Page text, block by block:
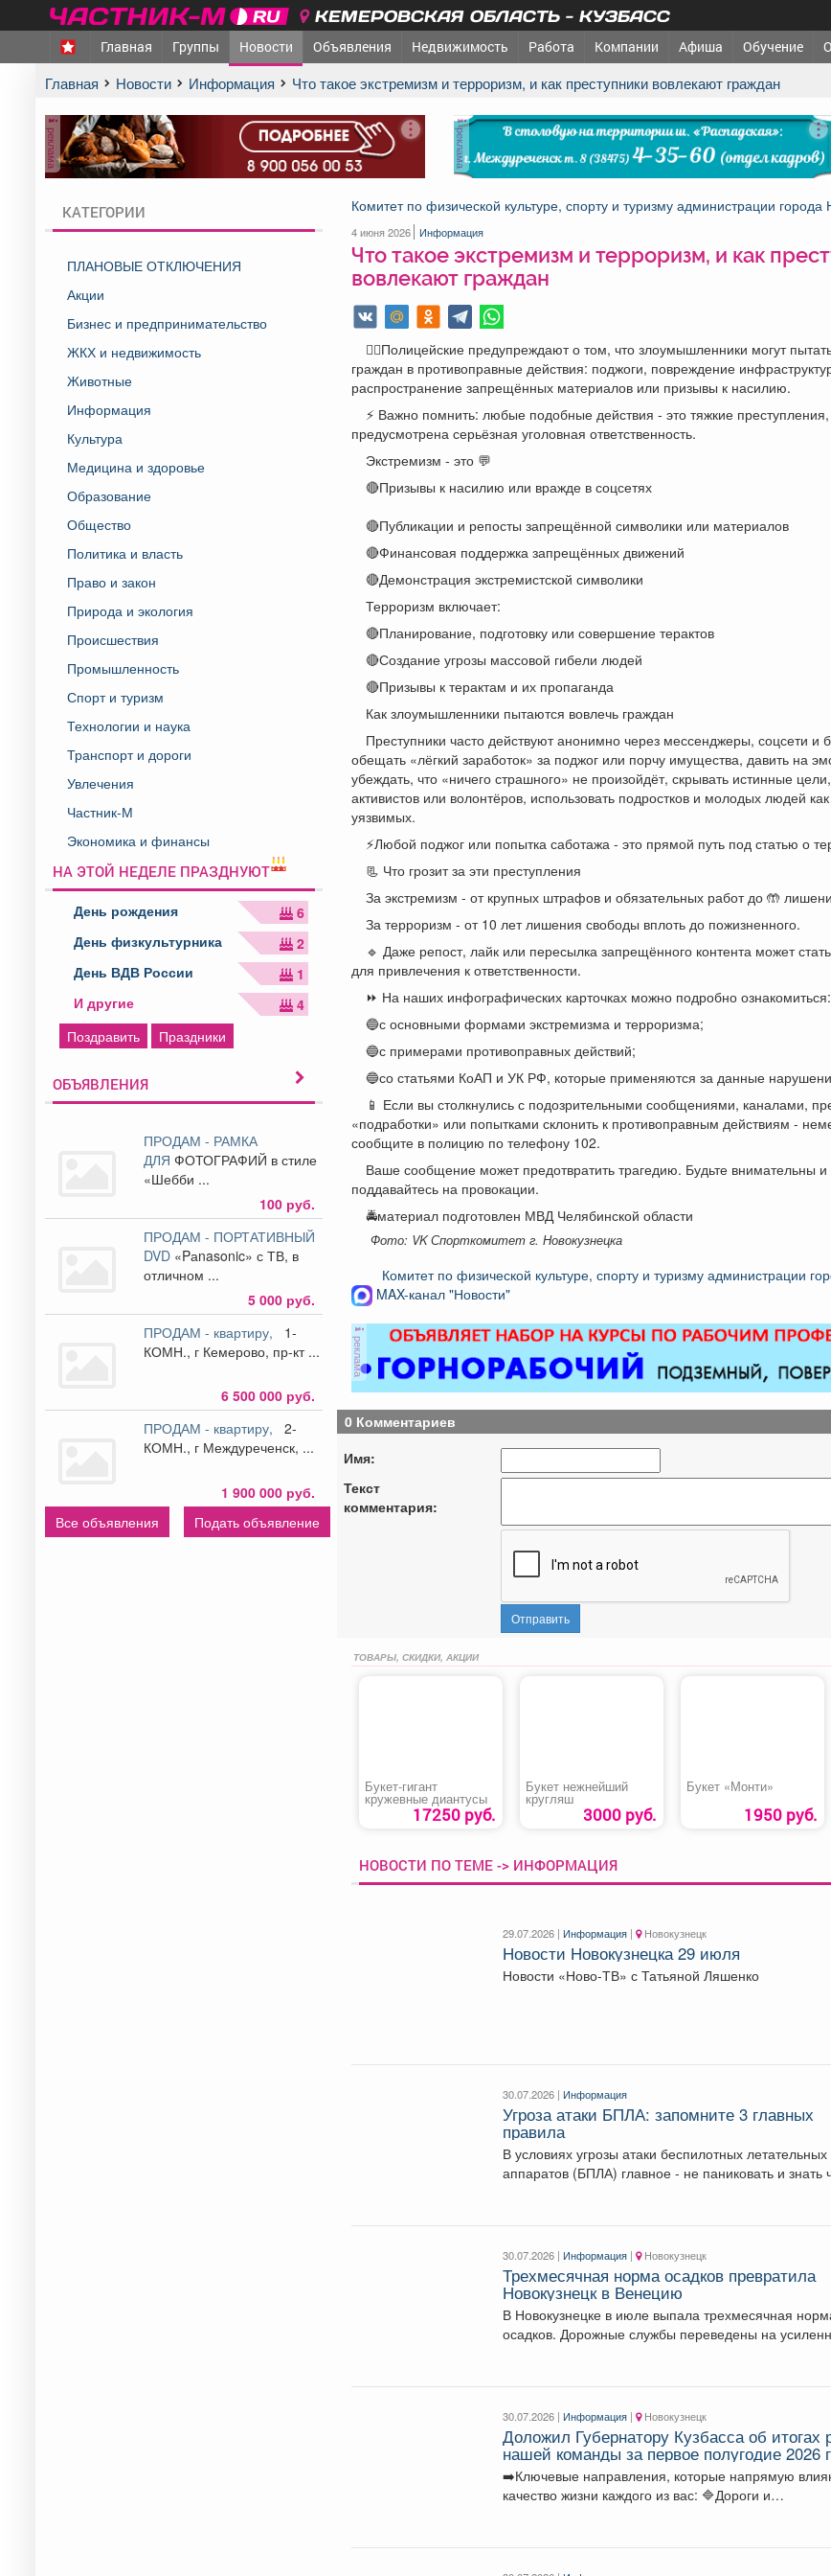
КЕМЕРОВСКАЯ ОБЛАСТЬ - КУЗБАСС
Главная Группы Новости Объявления Недвижимость Работа Компании Афиша Обучение
Главная Новости Информация Что такое экстремизм и терроризм, и как преступники вовлекают граждан
реклама реклама
КАТЕГОРИИ
ПЛАНОВЫЕ ОТКЛЮЧЕНИЯ
Акции
Бизнес и предпринимательство
ЖКХ и недвижимость
Животные
Информация
Культура
Медицина и здоровье
Образование
Общество
Политика и власть
Право и закон
Природа и экология
Происшествия
Промышленность
Спорт и туризм
Технологии и наука
Транспорт и дороги
Увлечения
Частник-М
Экономика и финансы
НА ЭТОЙ НЕДЕЛЕ ПРАЗДНУЮТ
День рождения
6
День физкультурника
2
День ВДВ России
1
И другие
4
Поздравить
Праздники
ОБЪЯВЛЕНИЯ
ПРОДАМ - РАМКА
ДЛЯФОТОГРАФИЙ в стиле
«Шебби ...
100 руб.
ПРОДАМ - ПОРТАТИВНЫЙ
DVD «Pаnasonic» с ТВ, в
отличном ...
5 000 руб.
ПРОДАМ - квартиру,
1-
КОМН., г Кемерово, пр-кт ...
6 500 000 руб.
ПРОДАМ - квартиру,
2-
КОМН., г Междуреченск, ...
1 900 000 руб.
Все объявления
Подать объявление
Комитет по физической культуре, спорту и туризму администрации города
4 июня 2026 Информация
Что такое экстремизм и терроризм, и как
вовлекают граждан
👮‍♂️Полицейские предупреждают о том, что злоумышленники могут
граждан в противоправные действия: поджоги, повреждение
распространение запрещённых материалов или призывы к насилию.
⚡️ Важно помнить: любые подобные действия - это тяжкие
предусмотрена серьёзная уголовная ответственность.
Экстремизм - это 💬
🔴Призывы к насилию или вражде в соцсетях
🔴Публикации и репосты запрещённой символики или материалов
🔴Финансовая поддержка запрещённых движений
🔴Демонстрация экстремистской символики
Терроризм включает:
🔴Планирование, подготовку или совершение терактов
🔴Создание угрозы массовой гибели людей
🔴Призывы к терактам и их пропаганда
Как злоумышленники пытаются вовлечь граждан
Преступники часто действуют анонимно через мессенджеры, соцсети и
обещать «лёгкий заработок» за поджог или порчу имущества, давить на
убеждать, что «ничего страшного» не произойдёт, скрывать истинные
активистов или волонтёров, использовать подростков и молодых людей
уязвимых.
⚡️Любой поджог или попытка саботажа - это прямой путь под статью о
📃 Что грозит за эти преступления
За экстремизм - от крупных штрафов и обязательных работ до 🤲
За терроризм - от 10 лет лишения свободы вплоть до пожизненного.
🔹 Даже репост, лайк или пересылка запрещённого контента может
для привлечения к ответственности.
⏩ На наших инфографических карточках можно подробно ознакомиться:
🔵с основными формами экстремизма и терроризма;
🔵с примерами противоправных действий;
🔵со статьями КоАП и УК РФ, которые применяются за данные
📱 Если вы столкнулись с подозрительными сообщениями, каналами,
«подработки» или попытками склонить к противоправным действиям -
сообщите в полицию по телефону 102.
Ваше сообщение может предотвратить трагедию. Будьте внимательны и
поддавайтесь на провокации.
🚔материал подготовлен МВД Челябинской области
Фото: VK Спорткомитет г. Новокузнецка
Комитет по физической культуре, спорту и туризму администрации
MAX-канал "Новости"
реклама
0 Комментариев
Имя:
Текст
комментария:
Отправить
ТОВАРЫ, СКИДКИ, АКЦИИ
Букет-гигант
кружевные диантусы
17250 руб.
Букет нежнейший
кругляш
3000 руб.
Букет «Монти»
1950 руб.
НОВОСТИ ПО ТЕМЕ -> ИНФОРМАЦИЯ
29.07.2026 | Информация | Новокузнецк
Новости Новокузнецка 29 июля
Новости «Ново-ТВ» с Татьяной Ляшенко
30.07.2026 | Информация
Угроза атаки БПЛА: запомните 3 главных
правила
В условиях угрозы атаки беспилотных летательных
аппаратов (БПЛА) главное - не паниковать и знать
30.07.2026 | Информация | Новокузнецк
Трехмесячная норма осадков превратила
Новокузнецк в Венецию
В Новокузнецке в июле выпала трехмесячная
осадков. Дорожные службы переведены на
30.07.2026 | Информация | Новокузнецк
Доложил Губернатору Кузбасса об итогах
нашей команды за первое полугодие 2026
➡️Ключевые направления, которые напрямую
качество жизни каждого из вас: 🔷Дороги и